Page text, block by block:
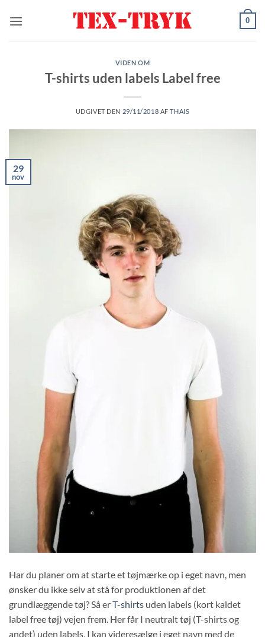
0
VIDEN OM
T-shirts uden labels Label free
UDGIVET DEN 29/11/2018 AFTHAIS
29
nov
Har du planer om at starte et tøjmærke op i eget navn, men
ønsker du ikke selv at stå for produktionen af det
grundlæggende tøj? Så erT-shirts uden labels (kort kaldet
label free tøj) vejen frem. Her får I neutralt tøj (T-shirts og
andet) uden labels, I kan videresælge i eget navn med de